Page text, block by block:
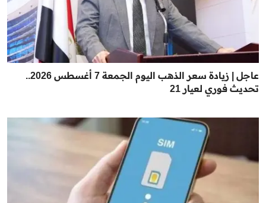
عاجل | زيادة سعر الذهب اليوم الجمعة 7 أغسطس 2026..
تحديث فوري لعيار 21